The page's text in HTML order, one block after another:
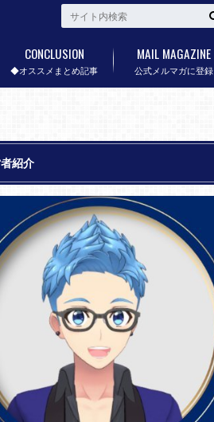
◆オススメまとめ記事
CONCLUSION
公式メルマガに登録
MAIL MAGAZINE
紹介